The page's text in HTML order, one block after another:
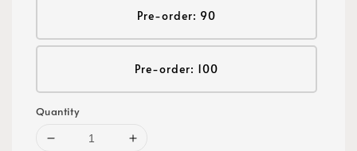
Pre-order: 90
Pre-order: 100
Quantity